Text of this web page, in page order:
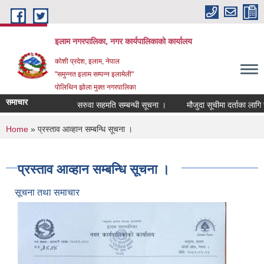
Skip to main content
इलाम नगरपालिका, नगर कार्यपालिकाको कार्यालय
कोशी प्रदेश, इलाम, नेपाल
"समुन्नत इलाम सम्पन्न इलामेली"
पोलिथिन झोला मुक्त नगरपालिका
समाचार सरुवा सहमति सम्बन्धी सूचना । मौजुदा सूचीमा दर्ताका लागि
You are here
Home » प्रस्ताव आव्हान सम्बन्धि सूचना ।
प्रस्ताव आव्हान सम्बन्धि सूचना ।
सूचना तथा समाचार